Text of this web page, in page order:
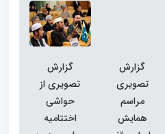
گزارش
تصویری
مراسم
همایش
گزارش
تصویری از
حواشی
اختتامیه